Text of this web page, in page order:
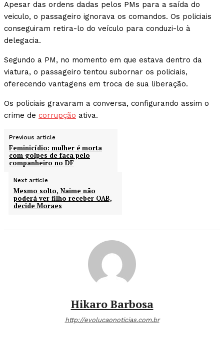
Apesar das ordens dadas pelos PMs para a saída do
veiculo, o passageiro ignorava os comandos. Os policiais
conseguiram retira-lo do veículo para conduzi-lo à
delegacia.
Segundo a PM, no momento em que estava dentro da
viatura, o passageiro tentou subornar os policiais,
oferecendo vantagens em troca de sua liberação.
Os policiais gravaram a conversa, configurando assim o
crime de corrupção ativa.
Previous article
Feminicídio: mulher é morta
com golpes de faca pelo
companheiro no DF
Next article
Mesmo solto, Naime não
poderá ver filho receber OAB,
decide Moraes
Hikaro Barbosa
http://evolucaonoticias.com.br